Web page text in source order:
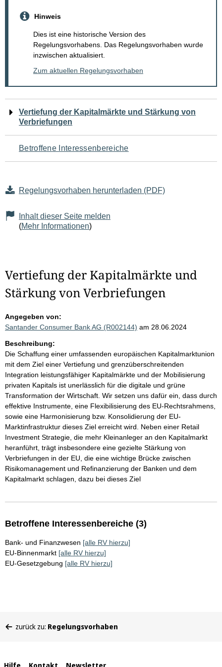
Hinweis
Dies ist eine historische Version des
Regelungsvorhabens. Das Regelungsvorhaben wurde
inzwischen aktualisiert.
Zum aktuellen Regelungsvorhaben
Navigation
für
den
Vertiefung der Kapitalmärkte und Stärkung von
Verbriefungen
Betroffene Interessenbereiche
Regelungsvorhaben herunterladen (PDF)
Inhalt dieser Seite melden
(Mehr Informationen)
Vertiefung der Kapitalmärkte und
Stärkung von Verbriefungen
Angegeben von:
Santander Consumer Bank AG (R002144) am 28.06.2024
Beschreibung:
Die Schaffung einer umfassenden europäischen Kapitalmarktunion
mit dem Ziel einer Vertiefung und grenzüberschreitenden
Integration leistungsfähiger Kapitalmärkte und der Mobilisierung
privaten Kapitals ist unerlässlich für die digitale und grüne
Transformation der Wirtschaft. Wir setzen uns dafür ein, dass durch
effektive Instrumente, eine Flexibilisierung des EU-Rechtsrahmens,
sowie eine Harmonisierung bzw. Konsolidierung der EU-
Marktinfrastruktur dieses Ziel erreicht wird. Neben einer Retail
Investment Strategie, die mehr Kleinanleger an den Kapitalmarkt
heranführt, trägt insbesondere eine gezielte Stärkung von
Verbriefungen in der EU, die eine wichtige Brücke zwischen
Risikomanagement und Refinanzierung der Banken und dem
Kapitalmarkt schlagen, dazu bei dieses Ziel
Betroffene Interessenbereiche (3)
Bank- und Finanzwesen [alle RV hierzu]
EU-Binnenmarkt [alle RV hierzu]
EU-Gesetzgebung [alle RV hierzu]
befinden
zurück zu: Regelungsvorhaben